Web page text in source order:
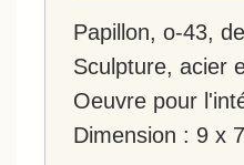
Papillon, o-43,
Sculpture, acier
Oeuvre pour
Dimension : 9 x